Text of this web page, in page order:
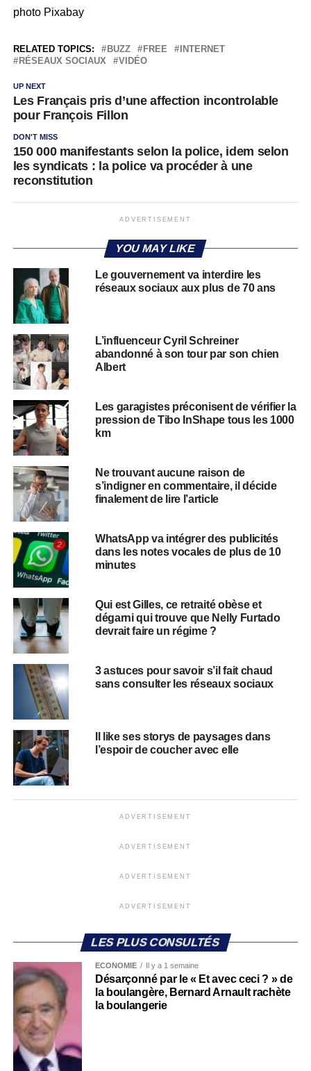
photo Pixabay
RELATED TOPICS: BUZZ FREE
INTERNET
RÉSEAUX SOCIAUX
VIDÉO
UP NEXT
Les Français pris d’une affection incontrolable
pour François Fillon
DON'T MISS
150 000 manifestants selon la police, idem selon
les syndicats : la police va procéder à une
reconstitution
ADVERTISEMENT
YOU MAY LIKE
Le gouvernement va interdire les
réseaux sociaux aux plus de 70 ans
L’influenceur Cyril Schreiner
abandonné à son tour par son chien
Albert
Les garagistes préconisent de vérifier la
pression de Tibo InShape tous les 1000
km
Ne trouvant aucune raison de
s’indigner en commentaire, il décide
finalement de lire l’article
WhatsApp va intégrer des publicités
dans les notes vocales de plus de 10
minutes
Qui est Gilles, ce retraité obèse et
dégarni qui trouve que Nelly Furtado
devrait faire un régime ?
3 astuces pour savoir s’il fait chaud
sans consulter les réseaux sociaux
Il like ses storys de paysages dans
l’espoir de coucher avec elle
ADVERTISEMENT
ADVERTISEMENT
ADVERTISEMENT
ADVERTISEMENT
LES PLUS CONSULTÉS
ECONOMIE Il y a 1 semaine
Désarçonné par le « Et avec ceci ? » de
la boulangère, Bernard Arnault rachète
la boulangerie